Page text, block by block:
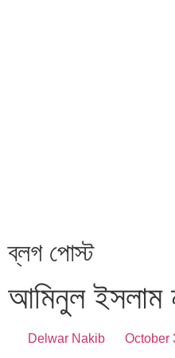
ব্লগ পোস্ট
আমিনুল ইসলাম
Delwar Nakib October